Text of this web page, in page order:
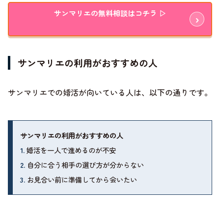
サンマリエの無料相談はコチラ ▷
サンマリエの利用がおすすめの人
サンマリエでの婚活が向いている人は、以下の通りです。
サンマリエの利用がおすすめの人
1.婚活を一人で進めるのが不安
2. 自分に合う相手の選び方が分からない
3. お見合い前に準備してから会いたい